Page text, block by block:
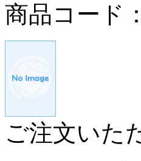
商品コード
ご注文いた